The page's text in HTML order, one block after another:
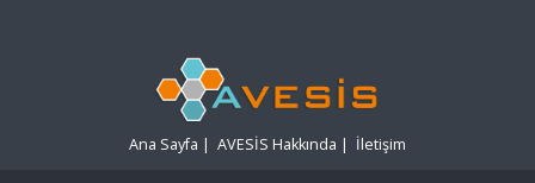
Ana Sayfa | AVESİS Hakkında | İletişim